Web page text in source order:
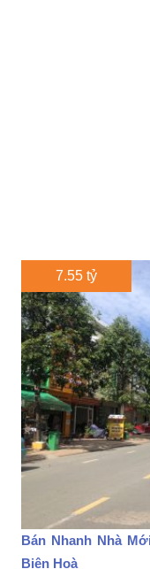
7.55 tỷ
Bán Nhanh Nhà
Biên Hoà